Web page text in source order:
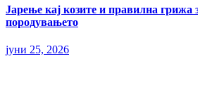
Јарење кај козите и правилна грижа
породувањето
јуни 25, 2026